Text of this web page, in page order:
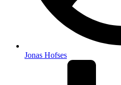
Jonas Hofses